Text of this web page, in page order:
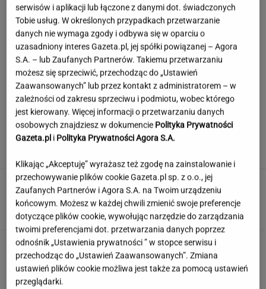
Szokujące nagranie z Tatr. "Rodzice, którzy
zwariowali"
Atak hakerski na ZUS. Poważna awaria strony
i systemu PUE
Rozwiąż quiz filmowy. Czy rozpoznasz
najwybitniejsze aktorki PRL-u?
serwisów i aplikacji lub łączone z danymi dot. świadczonych
Tobie usług. W określonych przypadkach przetwarzanie
danych nie wymaga zgody i odbywa się w oparciu o
uzasadniony interes Gazeta.pl, jej spółki powiązanej – Agora
S.A. – lub Zaufanych Partnerów. Takiemu przetwarzaniu
możesz się sprzeciwić, przechodząc do „Ustawień
Zaawansowanych” lub przez kontakt z administratorem – w
zależności od zakresu sprzeciwu i podmiotu, wobec którego
jest kierowany. Więcej informacji o przetwarzaniu danych
osobowych znajdziesz w dokumencie Polityka Prywatności
Gazeta.pl i Polityka Prywatności Agora S.A.
Klikając „Akceptuję” wyrażasz też zgodę na zainstalowanie i
przechowywanie plików cookie Gazeta.pl sp. z o.o., jej
Zaufanych Partnerów i Agora S.A. na Twoim urządzeniu
końcowym. Możesz w każdej chwili zmienić swoje preferencje
dotyczące plików cookie, wywołując narzędzie do zarządzania
twoimi preferencjami dot. przetwarzania danych poprzez
odnośnik „Ustawienia prywatności ” w stopce serwisu i
przechodząc do „Ustawień Zaawansowanych”. Zmiana
ustawień plików cookie możliwa jest także za pomocą ustawień
przeglądarki.